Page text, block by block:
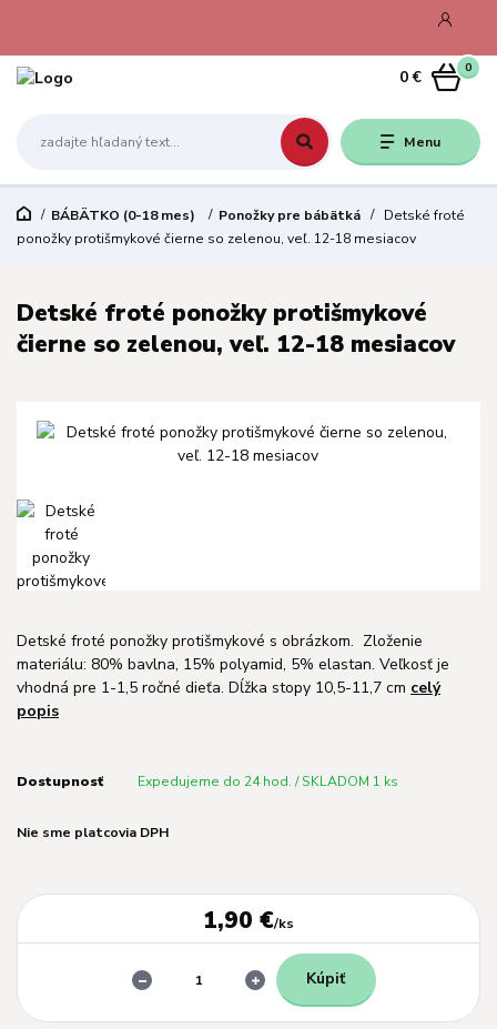
Menu
0
0 €
BÁBÄTKO (0-18 mes) Ponožky pre bábätká
Detské froté
ponožky protišmykové čierne so zelenou, veľ. 12-18 mesiacov
Detské froté ponožky protišmykové
čierne so zelenou, veľ. 12-18 mesiacov
Detské froté ponožky protišmykové s obrázkom. Zloženie
materiálu: 80% bavlna, 15% polyamid, 5% elastan. Veľkosť je
vhodná pre 1-1,5 ročné dieťa. Dĺžka stopy 10,5-11,7 cm celý
popis
Dostupnosť Expedujeme do 24 hod. / SKLADOM 1 ks
Nie sme platcovia DPH
1,90 €/ks
Kúpiť